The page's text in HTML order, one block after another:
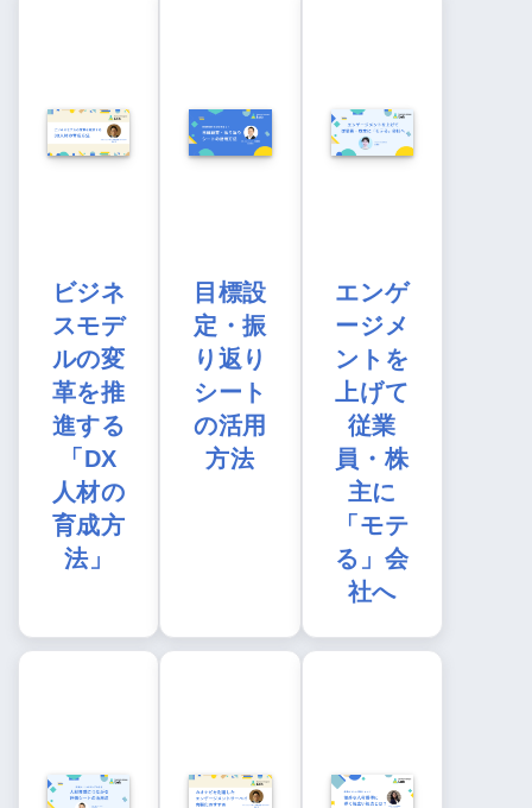
ビジネ
スモデ
ルの変
革を推
進する
「DX
人材の
育成方
法」
目標設
定・振
り返り
シート
の活用
方法
エンゲ
ージメ
ントを
上げて
従業
員・株
主に
「モテ
る」会
社へ